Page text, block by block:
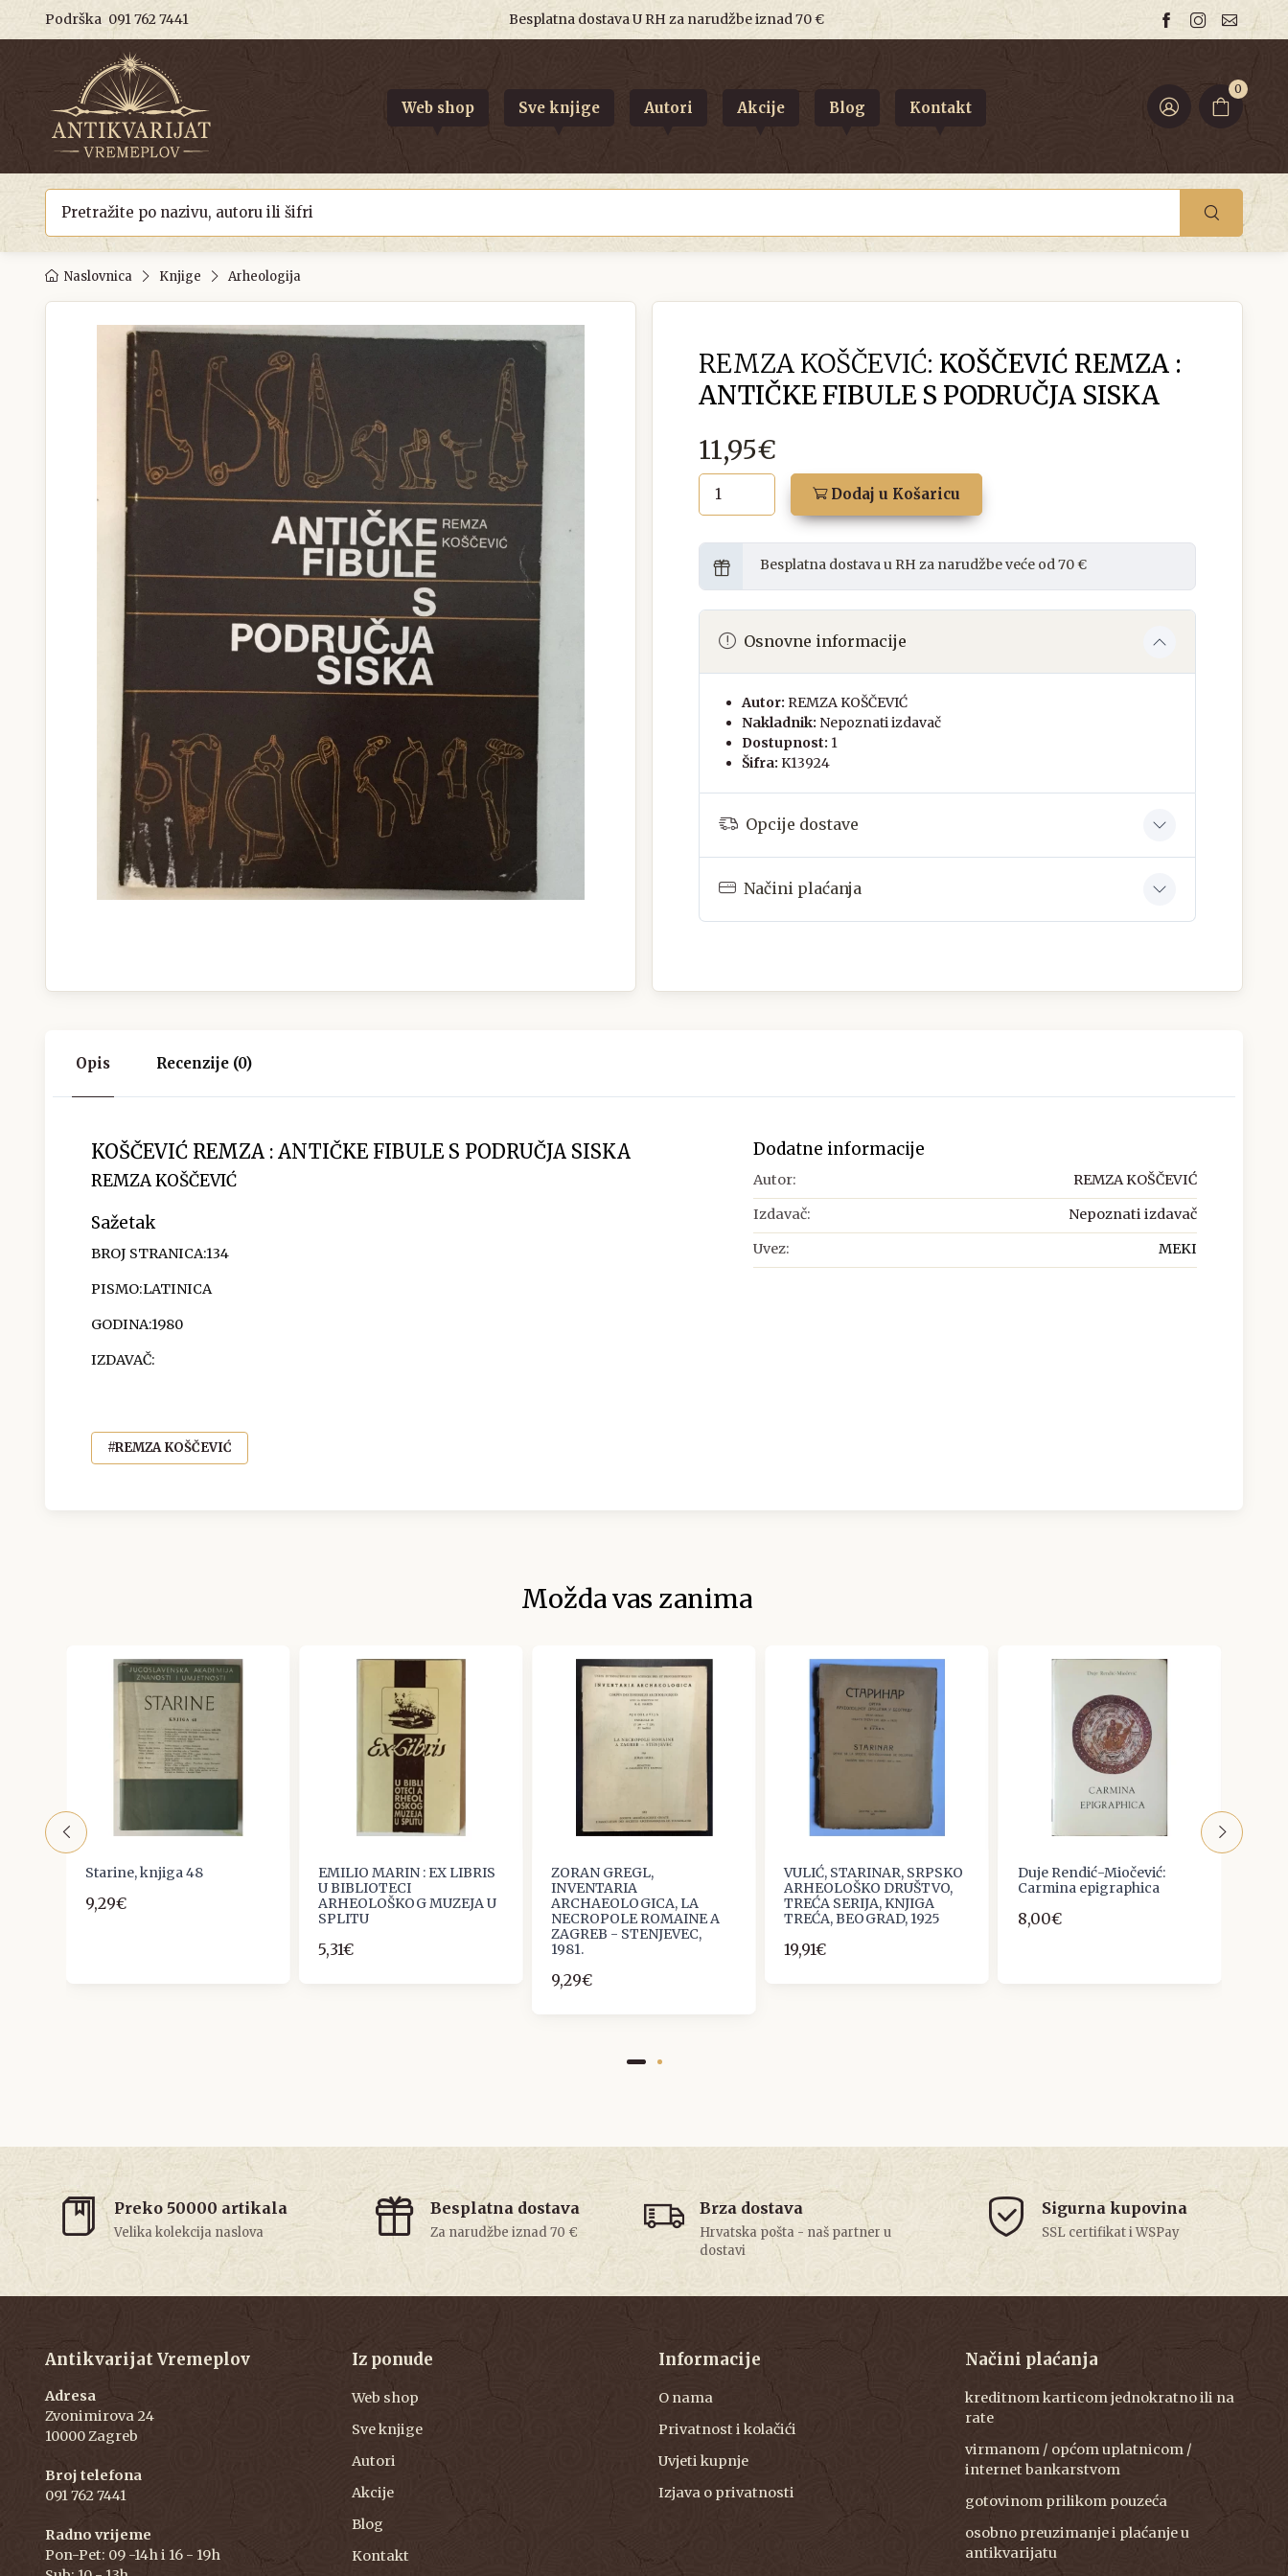
Podrška 091 762 7441 Besplatna dostava U RH za narudžbe iznad 70 €
0
Web shop Sve knjige Autori Akcije Blog Kontakt
Naslovnica Knjige Arheologija
REMZA KOŠČEVIĆ: KOŠČEVIĆ REMZA :
ANTIČKE FIBULE S PODRUČJA SISKA
11,95€
Dodaj u Košaricu
Besplatna dostava u RH za narudžbe veće od 70 €
Osnovne informacije
Autor: REMZA KOŠČEVIĆ
Nakladnik: Nepoznati izdavač
Dostupnost: 1
Šifra: K13924
Opcije dostave
Načini plaćanja
Opis Recenzije (0)
KOŠČEVIĆ REMZA : ANTIČKE FIBULE S PODRUČJA SISKA
REMZA KOŠČEVIĆ
Sažetak
BROJ STRANICA:134
PISMO:LATINICA
GODINA:1980
IZDAVAČ:
#REMZA KOŠČEVIĆ
Dodatne informacije
Autor: REMZA KOŠČEVIĆ
Izdavač: Nepoznati izdavač
Uvez: MEKI
Možda vas zanima
Starine, knjiga 48
9,29€
EMILIO MARIN : EX LIBRIS
U BIBLIOTECI
ARHEOLOŠKOG MUZEJA U
SPLITU
5,31€
ZORAN GREGL,
INVENTARIA
ARCHAEOLOGICA, LA
NECROPOLE ROMAINE A
ZAGREB - STENJEVEC,
1981.
9,29€
VULIĆ, STARINAR, SRPSKO
ARHEOLOŠKO DRUŠTVO,
TREĆA SERIJA, KNJIGA
TREĆA, BEOGRAD, 1925
19,91€
Duje Rendić-Miočević:
Carmina epigraphica
8,00€
Preko 50000 artikala
Velika kolekcija naslova
Besplatna dostava
Za narudžbe iznad 70 €
Brza dostava
Hrvatska pošta - naš partner u
dostavi
Sigurna kupovina
SSL certifikat i WSPay
Antikvarijat Vremeplov
Adresa
Zvonimirova 24
10000 Zagreb
Broj telefona
091 762 7441
Radno vrijeme
Pon-Pet: 09 -14h i 16 - 19h
Iz ponude
Web shop
Sve knjige
Autori
Akcije
Blog
Kontakt
Informacije
O nama
Privatnost i kolačići
Uvjeti kupnje
Izjava o privatnosti
Načini plaćanja
kreditnom karticom jednokratno ili na
rate
virmanom / općom uplatnicom /
internet bankarstvom
gotovinom prilikom pouzeća
osobno preuzimanje i plaćanje u
antikvarijatu